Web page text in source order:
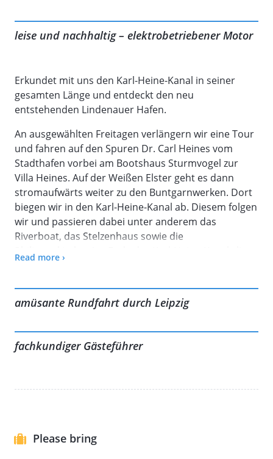
leise und nachhaltig – elektrobetriebener Motor
Erkundet mit uns den Karl-Heine-Kanal in seiner
gesamten Länge und entdeckt den neu
entstehenden Lindenauer Hafen.
An ausgewählten Freitagen verlängern wir eine Tour
und fahren auf den Spuren Dr. Carl Heines vom
Stadthafen vorbei am Bootshaus Sturmvogel zur
Villa Heines. Auf der Weißen Elster geht es dann
stromaufwärts weiter zu den Buntgarnwerken. Dort
biegen wir in den Karl-Heine-Kanal ab. Diesem folgen
wir und passieren dabei unter anderem das
Riverboat, das Stelzenhaus sowie die
Philippuskirche. Am Ende des Karl-Heine-Kanals liegt
zurück in den Stadthafen könnt ihr alle
Blickwinkel bewundern. Euer Kapitän beantwortet
gerne noch offene Fragen.
Read more ›
amüsante Rundfahrt durch Leipzig
fachkundiger Gästeführer
Please bring